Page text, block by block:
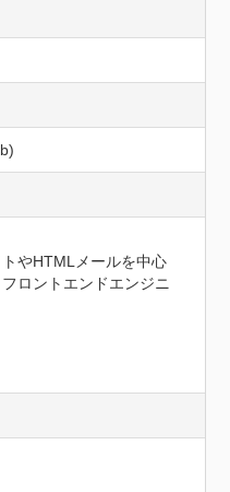
やHTMLメールを中心
ロントエンドエンジニ